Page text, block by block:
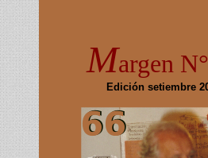
Margen
Edición setiembre